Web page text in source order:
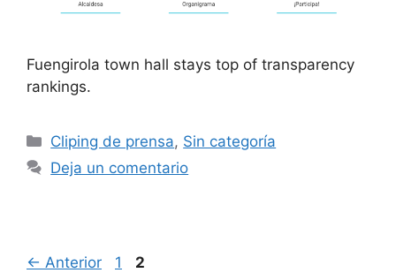
Fuengirola town hall stays top of transparency
rankings.
Cliping de prensa, Sin categoría
Deja un comentario
← Anterior 1 2